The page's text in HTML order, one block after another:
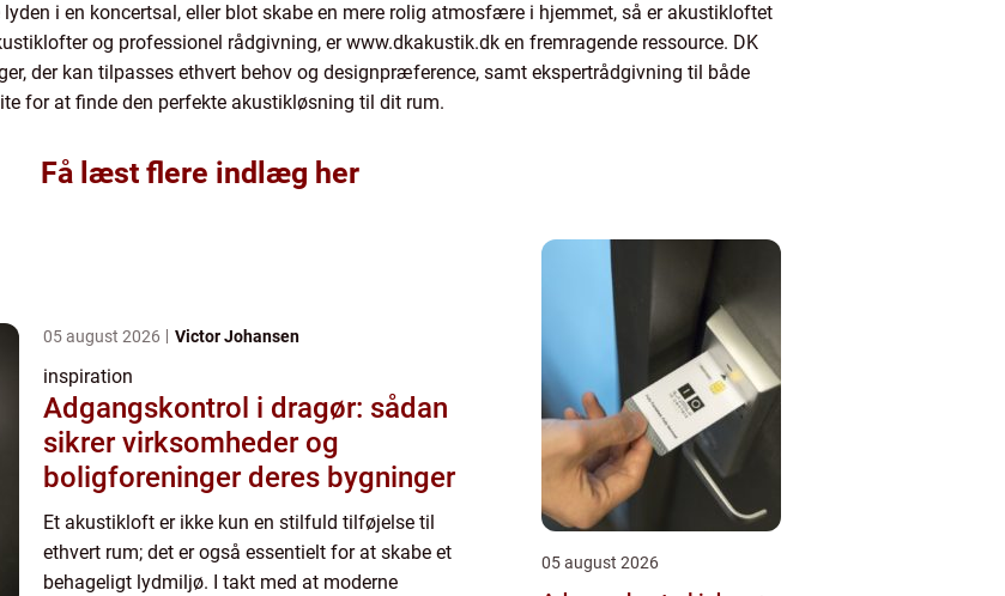
i en koncertsal, eller blot skabe en mere rolig atmosfære i hjemmet, så er akustikloftet
og professionel rådgivning, er www.dkakustik.dk en fremragende ressource. DK
der kan tilpasses ethvert behov og designpræference, samt ekspertrådgivning til både
for at finde den perfekte akustikløsning til dit rum.
Få læst flere indlæg her
05 august 2026 Victor Johansen
inspiration
Adgangskontrol i dragør: sådan
sikrer virksomheder og
boligforeninger deres bygninger
Et akustikloft er ikke kun en stilfuld tilføjelse til
ethvert rum; det er også essentielt for at skabe et
behageligt lydmiljø. I takt med at moderne
05 august 2026